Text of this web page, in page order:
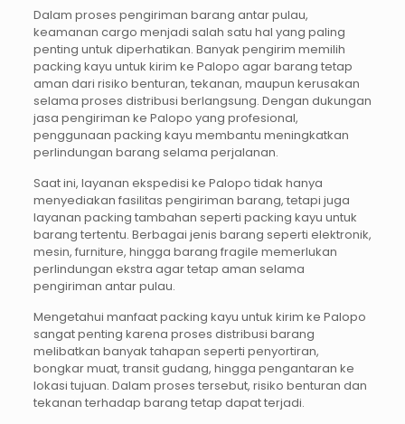
Dalam proses pengiriman barang antar pulau,
keamanan cargo menjadi salah satu hal yang paling
penting untuk diperhatikan. Banyak pengirim memilih
packing kayu untuk kirim ke Palopo agar barang tetap
aman dari risiko benturan, tekanan, maupun kerusakan
selama proses distribusi berlangsung. Dengan dukungan
jasa pengiriman ke Palopo yang profesional,
penggunaan packing kayu membantu meningkatkan
perlindungan barang selama perjalanan.
Saat ini, layanan ekspedisi ke Palopo tidak hanya
menyediakan fasilitas pengiriman barang, tetapi juga
layanan packing tambahan seperti packing kayu untuk
barang tertentu. Berbagai jenis barang seperti elektronik,
mesin, furniture, hingga barang fragile memerlukan
perlindungan ekstra agar tetap aman selama
pengiriman antar pulau.
Mengetahui manfaat packing kayu untuk kirim ke Palopo
sangat penting karena proses distribusi barang
melibatkan banyak tahapan seperti penyortiran,
bongkar muat, transit gudang, hingga pengantaran ke
lokasi tujuan. Dalam proses tersebut, risiko benturan dan
tekanan terhadap barang tetap dapat terjadi.